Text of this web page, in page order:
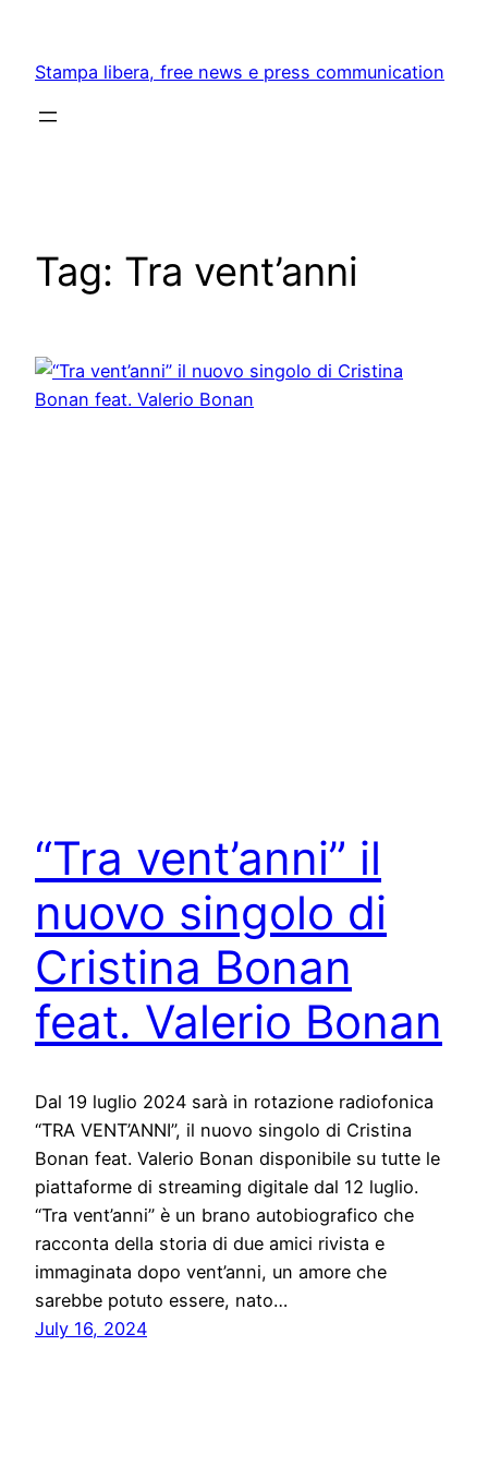
content
Stampa libera, free news e press communication
Tag: Tra vent’anni
“Tra vent’anni” il
nuovo singolo di
Cristina Bonan
feat. Valerio Bonan
Dal 19 luglio 2024 sarà in rotazione radiofonica
“TRA VENT’ANNI”, il nuovo singolo di Cristina
Bonan feat. Valerio Bonan disponibile su tutte le
piattaforme di streaming digitale dal 12 luglio.
“Tra vent’anni” è un brano autobiografico che
racconta della storia di due amici rivista e
immaginata dopo vent’anni, un amore che
sarebbe potuto essere, nato…
July 16, 2024